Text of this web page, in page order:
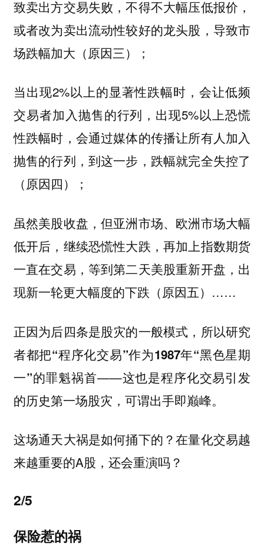
致卖出方交易失败，不得不大幅压低报价，
或者改为卖出流动性较好的龙头股，导致市
场跌幅加大（原因三）；
当出现2%以上的显著性跌幅时，会让低频
交易者加入抛售的行列，出现5%以上恐慌
性跌幅时，会通过媒体的传播让所有人加入
抛售的行列，到这一步，跌幅就完全失控了
（原因四）；
虽然美股收盘，但亚洲市场、欧洲市场大幅
低开后，继续恐慌性大跌，再加上指数期货
一直在交易，等到第二天美股重新开盘，出
现新一轮更大幅度的下跌（原因五）……
正因为后四条是股灾的一般模式， 所以研究
者都把“程序化交易”作为1987年“黑色星期
一”的罪魁祸首——这也是程序化交易引发
的历史第一场股灾，可谓出手即巅峰。
这场通天大祸是如何捅下的？在量化交易越
来越重要的A股，还会重演吗？
2/5
保险惹的祸